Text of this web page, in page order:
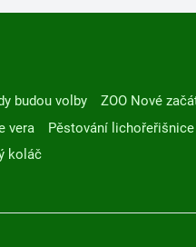
budou volby
ZOO Nové
vera
Pěstování lichořeřišnice
koláč